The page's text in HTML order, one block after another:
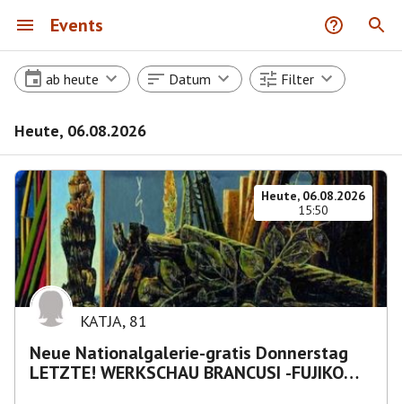
Events
ab heute Datum Filter
Heute, 06.08.2026
Heute, 06.08.2026
15:50
KATJA, 81
Neue Nationalgalerie-gratis Donnerstag
LETZTE! WERKSCHAU BRANCUSI -FUJIKO